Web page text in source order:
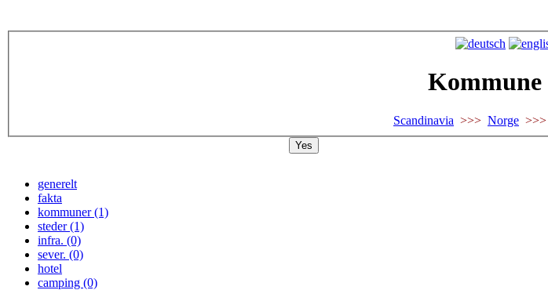
Scandinavia >>> Norge >>>
generelt
fakta
kommuner (1)
steder (1)
infra. (0)
sever. (0)
hotel
camping (0)
Yes